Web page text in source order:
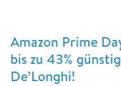
Amazon Prime
bis zu 43%
De’Longhi!